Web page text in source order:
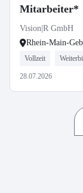
Mitarbeiter*
Vision|R GmbH
Rhein-Main-
Vollzeit
28.07.2026